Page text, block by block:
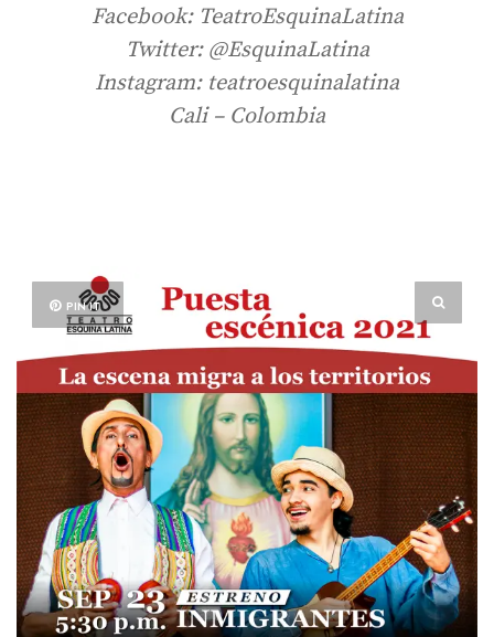
Facebook: TeatroEsquinaLatina
Twitter: @EsquinaLatina
Instagram: teatroesquinalatina
Cali – Colombia
PIN IT